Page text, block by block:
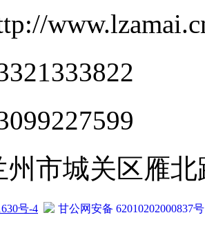
市城关区雁北
号-4 甘公网安备 62010202000837号